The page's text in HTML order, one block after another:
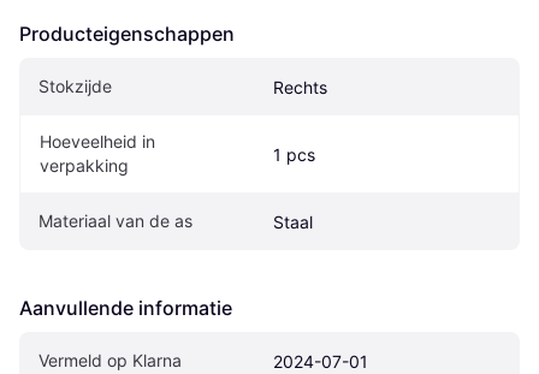
Producteigenschappen
Stokzijde Rechts
Hoeveelheid in
verpakking
1 pcs
Materiaal van de as Staal
Aanvullende informatie
Vermeld op Klarna 2024-07-01